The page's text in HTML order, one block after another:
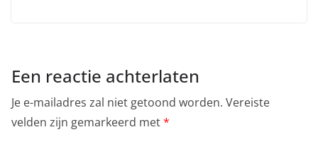
Een reactie achterlaten
Je e-mailadres zal niet getoond worden. Vereiste
velden zijn gemarkeerd met*